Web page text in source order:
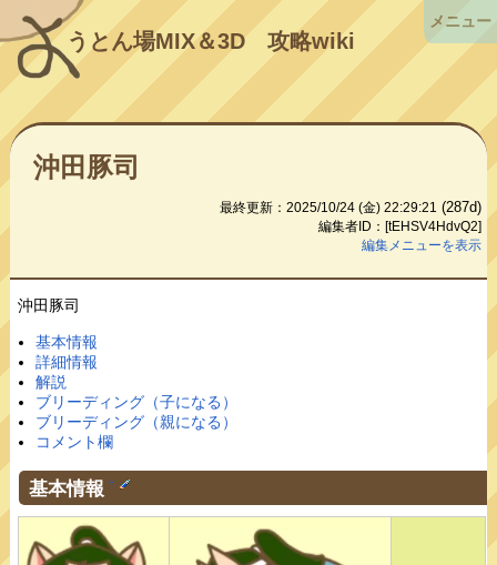
うとん場MIX＆3D攻略wiki
沖田豚司
最終更新：2025/10/24 (金) 22:29:21 (287d)
編集者ID：[tEHSV4HdvQ2]
編集メニューを表示
沖田豚司
基本情報
詳細情報
解説
ブリーディング（子になる）
ブリーディング（親になる）
コメント欄
基本情報 †
メニュー